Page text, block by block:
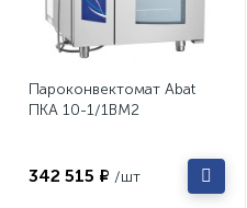
Пароконвектомат Abat
ПКА 10-1/1ВМ2
342 515 ₽ /шт